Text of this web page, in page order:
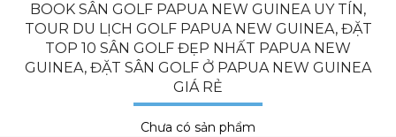
BOOK SÂN GOLF PAPUA NEW GUINEA UY TÍN,
TOUR DU LỊCH GOLF PAPUA NEW GUINEA, ĐẶT
TOP 10 SÂN GOLF ĐẸP NHẤT PAPUA NEW
GUINEA, ĐẶT SÂN GOLF Ở PAPUA NEW GUINEA
GIÁ RẺ
Chưa có sản phẩm